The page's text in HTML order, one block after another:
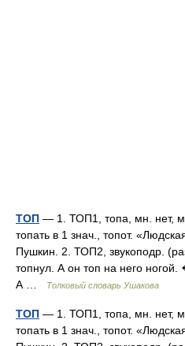
ТОП — 1. ТОП1, топа, мн. нет,
топать в 1 знач., топот.
Пушкин. 2. ТОП2, звукоподр.
топнул. А он топ на него ногой.
А …
Толковый словарь Ушакова
ТОП — 1. ТОП1, топа, мн. нет,
топать в 1 знач., топот.